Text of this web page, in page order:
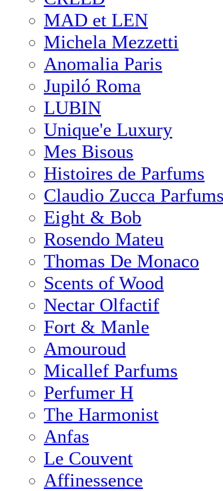
MAD et LEN
Michela Mezzetti
Anomalia Paris
Jupiló Roma
LUBIN
Unique'e Luxury
Mes Bisous
Histoires de Parfums
Claudio Zucca
Eight & Bob
Rosendo Mateu
Thomas De Monaco
Scents of Wood
Nectar Olfactif
Fort & Manle
Amouroud
Micallef Parfums
Perfumer H
The Harmonist
Anfas
Le Couvent
Affinessence